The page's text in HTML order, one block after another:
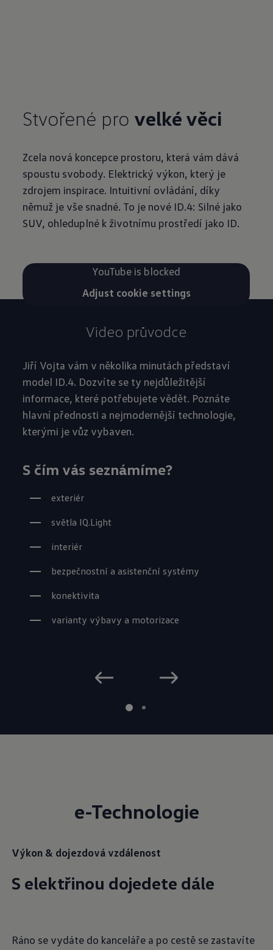
Stvořené pro velké věci
Zcela nová koncepce prostoru, která vám dává
spoustu svobody. Elektrický výkon, který je
zdrojem inspirace. Intuitivní ovládání, díky
němuž je vše snadné. To je nové ID.4: Silné jako
SUV, ohleduplné k životnímu prostředí jako ID.
YouTube is blocked
Adjust cookie settings
Video průvodce
Jiří Vojta vám v několika minutách představí
model ID.4. Dozvíte se ty nejdůležitější
informace, které potřebujete vědět. Poznáte
hlavní přednosti a nejmodernější technologie,
kterými je vůz vybaven.
S čím vás seznámíme?
exteriér
světla IQ.Light
interiér
bezpečnostní a asistenční systémy
konektivita
varianty výbavy a motorizace
e-Technologie
Výkon & dojezdová vzdálenost
S elektřinou dojedete dále
Ráno se vydáte do kanceláře a po cestě se zastavíte